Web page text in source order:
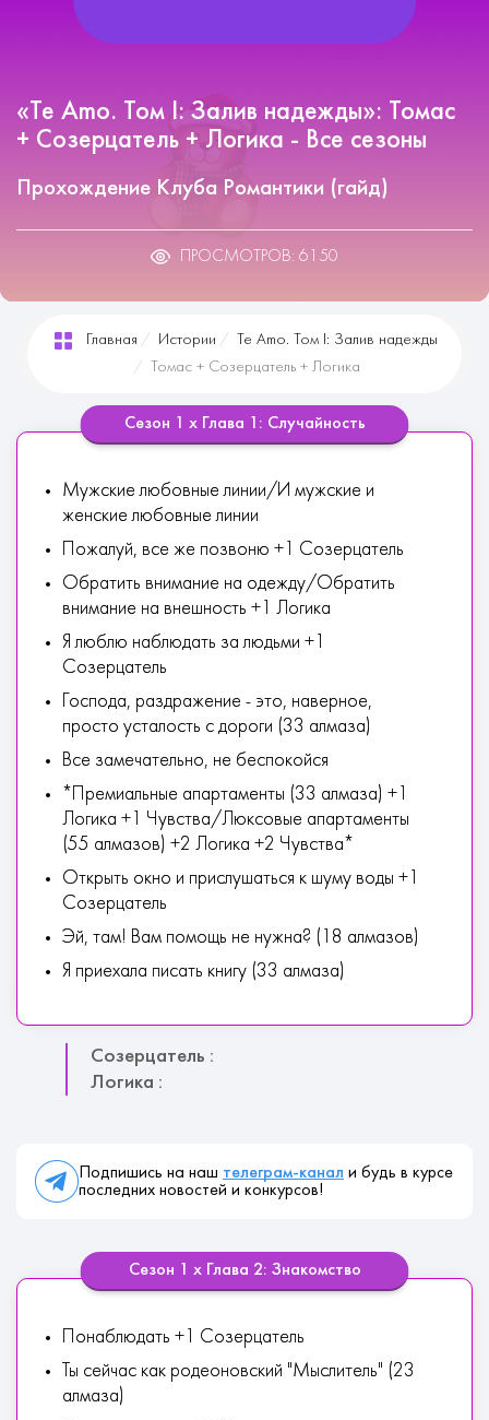
«Te Amo. Том I: Залив надежды»: Томас
+ Созерцатель + Логика - Все сезоны
Прохождение Клуба Романтики (гайд)
ПРОСМОТРОВ: 6150
Главная Истории
Te Amo. Том I: Залив надежды
Томас + Созерцатель + Логика
Сезон 1 х Глава 1: Случайность
Мужские любовные линии/И мужские и
женские любовные линии
Пожалуй, все же позвоню +1 Созерцатель
Обратить внимание на одежду/Обратить
внимание на внешность +1 Логика
Я люблю наблюдать за людьми +1
Созерцатель
Господа, раздражение - это, наверное,
просто усталость с дороги (33 алмаза)
Все замечательно, не беспокойся
*Премиальные апартаменты (33 алмаза) +1
Логика +1 Чувства/Люксовые апартаменты
(55 алмазов) +2 Логика +2 Чувства*
Открыть окно и прислушаться к шуму воды +1
Созерцатель
Эй, там! Вам помощь не нужна? (18 алмазов)
Я приехала писать книгу (33 алмаза)
Созерцатель :
Логика :
Подпишись на наш телеграм-канал и будь в курсе
последних новостей и конкурсов!
Сезон 1 х Глава 2: Знакомство
Понаблюдать +1 Созерцатель
Ты сейчас как родеоновский "Мыслитель" (23
алмаза)